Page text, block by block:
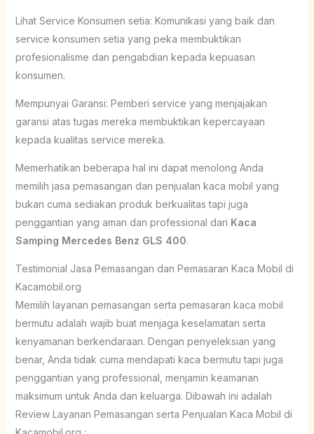
Lihat Service Konsumen setia: Komunikasi yang baik dan
service konsumen setia yang peka membuktikan
profesionalisme dan pengabdian kepada kepuasan
konsumen.
Mempunyai Garansi: Pemberi service yang menjajakan
garansi atas tugas mereka membuktikan kepercayaan
kepada kualitas service mereka.
Memerhatikan beberapa hal ini dapat menolong Anda
memilih jasa pemasangan dan penjualan kaca mobil yang
bukan cuma sediakan produk berkualitas tapi juga
penggantian yang aman dan professional dari Kaca
Samping Mercedes Benz GLS 400.
Testimonial Jasa Pemasangan dan Pemasaran Kaca Mobil di
Kacamobil.org
Memilih layanan pemasangan serta pemasaran kaca mobil
bermutu adalah wajib buat menjaga keselamatan serta
kenyamanan berkendaraan. Dengan penyeleksian yang
benar, Anda tidak cuma mendapati kaca bermutu tapi juga
penggantian yang professional, menjamin keamanan
maksimum untuk Anda dan keluarga. Dibawah ini adalah
Review Layanan Pemasangan serta Penjualan Kaca Mobil di